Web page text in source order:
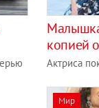
копией
Актриса
Мир